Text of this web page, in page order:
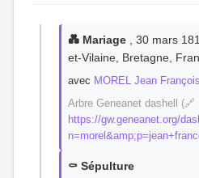
💑 Mariage , 30 mars
et-Vilaine, Bretagne,
avec MOREL Jean François
Arbre Geneanet dashell (🔗
https://gw.geneanet.org/
⚰️ Sépulture